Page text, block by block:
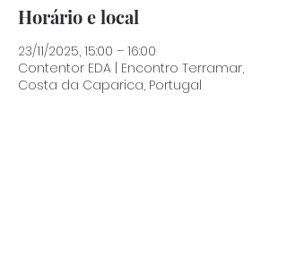
Horário e local
23/11/2025, 15:00 – 16:00
Contentor EDA | Encontro Terramar,
Costa da Caparica, Portugal